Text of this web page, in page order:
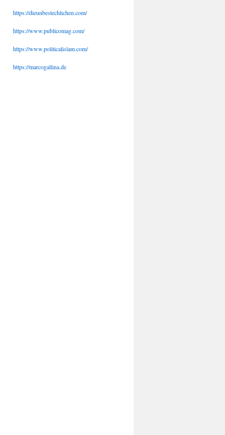
https://dieunbestechlichen.com/
https://www.publicomag.com/
https://www.politicalislam.com/
https://marcogallina.de